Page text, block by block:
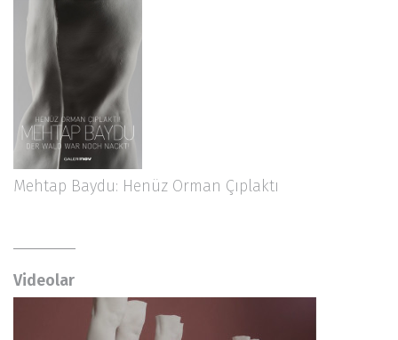
Mehtap Baydu: Henüz Orman Çıplaktı
Videolar